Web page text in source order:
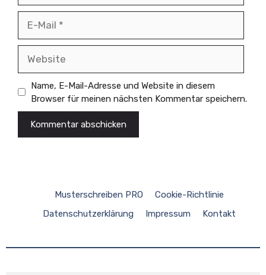
Mail
Name, E-Mail-Adresse und Website in diesem
Browser für meinen nächsten Kommentar speichern.
Musterschreiben PRO
Cookie-Richtlinie
Datenschutzerklärung
Impressum Kontakt